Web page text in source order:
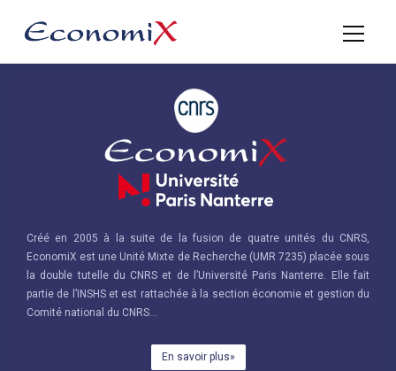
Créé en 2005 à la suite de la fusion de quatre unités du CNRS,
EconomiX est une Unité Mixte de Recherche (UMR 7235) placée sous
la double tutelle du CNRS et de l’Université Paris Nanterre. Elle fait
partie de l’INSHS et est rattachée à la section économie et gestion du
Comité national du CNRS...
En savoir plus